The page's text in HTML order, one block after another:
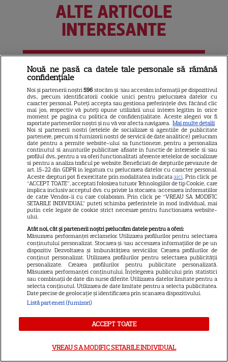
ALTE ARTICOLE
INTERESANTE
6
PRIME VIDEO
Premierele Prime Video din
august 2026: „Reacher”
sezonul 4, „Sterling Point” și
noi filme de neratat
17
DISNEY PLUS
Premiere Disney+ august
2026: „Camp Rock 3”,
„Futurama” și trilogia
„Stăpânul Inelelor” ajung pe
platformă
15
DISNEY PLUS
Premiere de neratat pe Netflix,
Disney+ și SkyShowtime în
august: seriale noi, filme de
colecție și vedete de top
Eli Roth revine cu „Omul cu
Nouă ne pasă ca datele tale personale să rămână
confidențiale
Noi și partenerii noștri596 stocăm și/sau accesăm informații pe dispozitivul
dvs., precum identificatorii cookie unici pentru prelucrarea datelor cu
caracter personal. Puteți accepta sau gestiona preferințele dvs. făcând clic
mai jos, respectiv vă puteți opune utilizării unui interes legitim în orice
moment pe pagina cu politica de confidențialitate. Aceste alegeri vor fi
raportate partenerilor noștri și nu vă vor afecta navigarea. Mai multe detalii
Noi si partenerii nostri (retelele de socializare si agentiile de publicitate
partenere, precum si furnizorii nostri de servicii de date analitice) prelucram
date pentru a permite website-ului sa functioneze, pentru a personaliza
continutul si anunturile publicitare afisate in functie de interesele si/sau
profilul dvs., pentru a va oferi functionalitati aferente retelelor de socializare
si pentru a analiza traficul pe website. Beneficiati de drepturile prevazute de
art. 15-22 din GDPR in legatura cu prelucrarea datelor cu caracter personal.
Aceste drepturi pot fi exercitate prin modalitatea indicataaici. Prin click pe
“ACCEPT TOATE”, acceptati folosirea tuturor Tehnologiilor de tip Cookie, care
implica inclusiv acceptul dvs. cu privire la stocarea/accesarea informatiilor
de catre Vendor-ii cu care colaboram. Prin click pe “VREAU SA MODIFIC
SETARILE INDIVIDUAL” puteti schimba preferintele in mod individual, mai
putin cele legate de cookie strict necesare pentru functionarea website-
ului.
Atât noi, cât și partenerii noștri prelucrăm datele pentru a oferi:
Măsurarea performanței reclamelor. Utilizarea profilurilor pentru selectarea
conținutului personalizat. Stocarea și/sau accesarea informațiilor de pe un
dispozitiv. Dezvoltarea și îmbunătățirea serviciilor. Crearea profilurilor de
conținut personalizat. Utilizarea profilurilor pentru selectarea publicității
personalizate. Crearea profilurilor pentru publicitate personalizată.
Măsurarea performanței conținutului. Înțelegerea publicului prin statistici
sau combinații de date din surse diferite. Utilizarea datelor limitate pentru a
selecta conținutul. Utilizarea de date limitate pentru a selecta publicitatea.
Date precise de geolocație și identificarea prin scanarea dispozitivului.
Listă parteneri (furnizori)
ACCEPT TOATE
VREAU SA MODIFIC SETARILE INDIVIDUAL